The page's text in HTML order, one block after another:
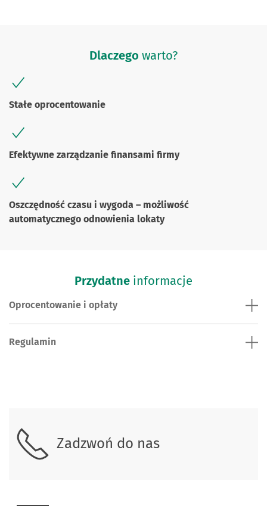
Dlaczego warto?
Stałe oprocentowanie
Efektywne zarządzanie finansami firmy
Oszczędność czasu i wygoda – możliwość
automatycznego odnowienia lokaty
Przydatne informacje
Oprocentowanie i opłaty
Regulamin
Zadzwoń do nas